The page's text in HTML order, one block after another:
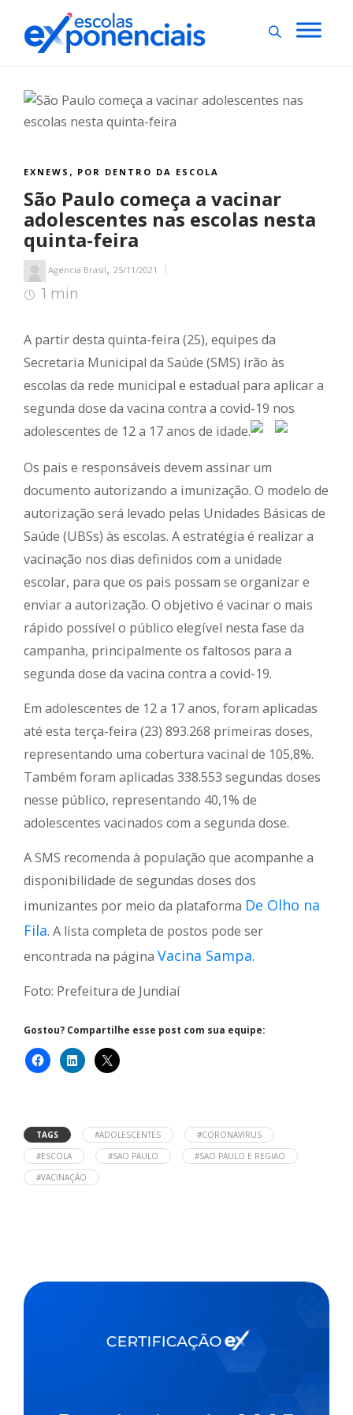
EXNEWS , POR DENTRO DA ESCOLA
São Paulo começa a vacinar
adolescentes nas escolas nesta
quinta-feira
Agencia Brasil, 25/11/2021
1 min
A partir desta quinta-feira (25), equipes da
Secretaria Municipal da Saúde (SMS) irão às
escolas da rede municipal e estadual para aplicar a
segunda dose da vacina contra a covid-19 nos
adolescentes de 12 a 17 anos de idade.
Os pais e responsáveis devem assinar um
documento autorizando a imunização. O modelo de
autorização será levado pelas Unidades Básicas de
Saúde (UBSs) às escolas. A estratégia é realizar a
vacinação nos dias definidos com a unidade
escolar, para que os pais possam se organizar e
enviar a autorização. O objetivo é vacinar o mais
rápido possível o público elegível nesta fase da
campanha, principalmente os faltosos para a
segunda dose da vacina contra a covid-19.
Em adolescentes de 12 a 17 anos, foram aplicadas
até esta terça-feira (23) 893.268 primeiras doses,
representando uma cobertura vacinal de 105,8%.
Também foram aplicadas 338.553 segundas doses
nesse público, representando 40,1% de
adolescentes vacinados com a segunda dose.
A SMS recomenda à população que acompanhe a
disponibilidade de segundas doses dos
imunizantes por meio da plataforma De Olho na
Fila. A lista completa de postos pode ser
encontrada na página Vacina Sampa.
Foto: Prefeitura de Jundiaí
Gostou? Compartilhe esse post com sua equipe:
TAGS #ADOLESCENTES
#CORONAVIRUS
#ESCOLA
#SAO PAULO
#SAO PAULO E REGIAO
#VACINAÇÃO